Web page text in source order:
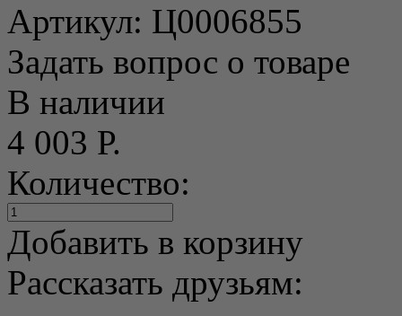
Артикул: Ц0006855
Задать вопрос о товаре
В наличии
4 003 Р.
Количество:
Добавить в корзину
Рассказать друзьям: